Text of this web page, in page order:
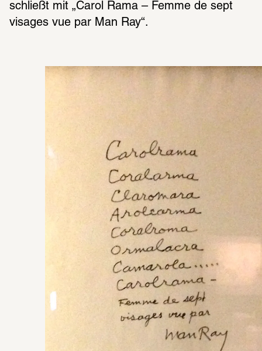
schließt mit „Carol Rama – Femme de sept
visa­ges vue par Man Ray“.